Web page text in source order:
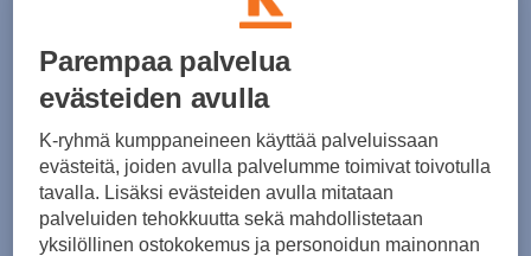
Tarjous voimassa 18.8. asti.
Koko
XXS/S XS / Short XS / Long
Parempaa palvelua
evästeiden avulla
K-ryhmä kumppaneineen käyttää palveluissaan
evästeitä, joiden avulla palvelumme toimivat toivotulla
tavalla. Lisäksi evästeiden avulla mitataan
palveluiden tehokkuutta sekä mahdollistetaan
yksilöllinen ostokokemus ja personoidun mainonnan